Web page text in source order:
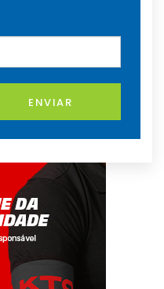
ENVIAR